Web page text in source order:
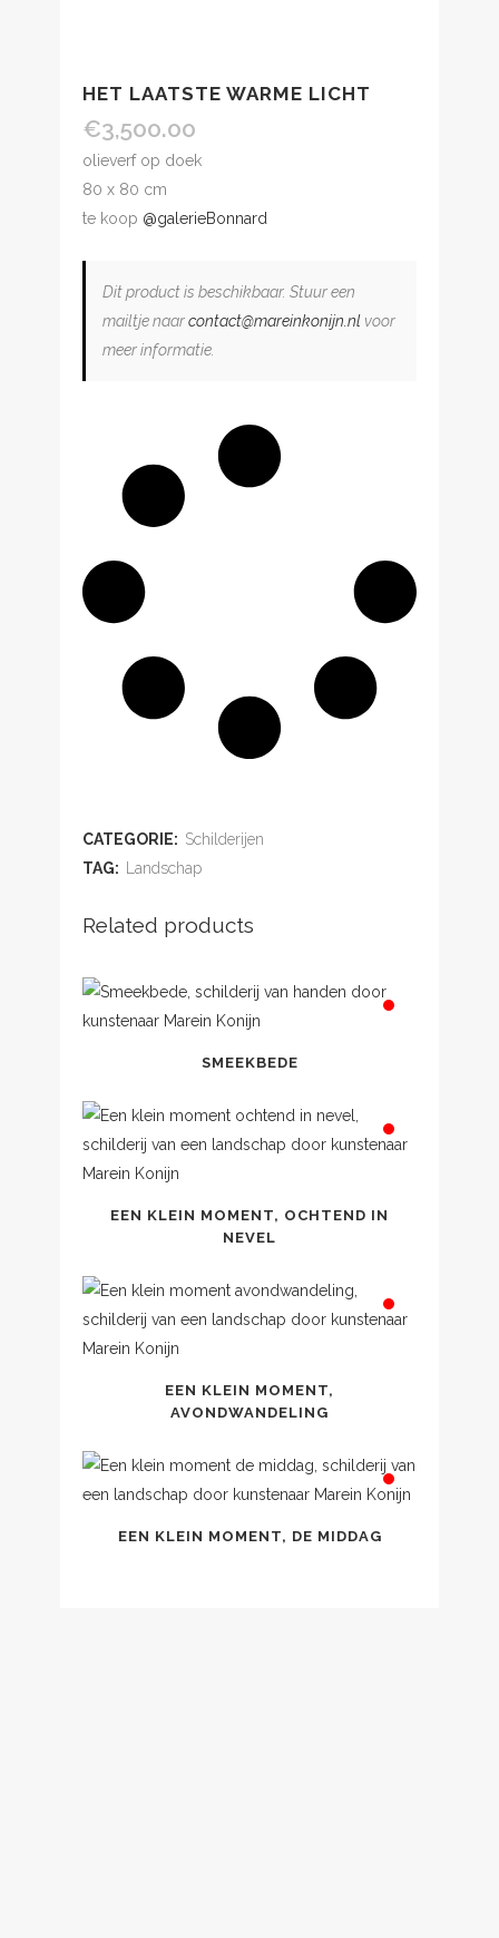
HET LAATSTE WARME LICHT
€3,500.00
olieverf op doek
80 x 80 cm
te koop @galerieBonnard
Dit product is beschikbaar. Stuur een
mailtje naarcontact@mareinkonijn.nl voor
meer informatie.
CATEGORIE: Schilderijen
TAG:
Landschap
Related products
SMEEKBEDE
EEN KLEIN MOMENT, OCHTEND IN
NEVEL
EEN KLEIN MOMENT,
AVONDWANDELING
EEN KLEIN MOMENT, DE MIDDAG